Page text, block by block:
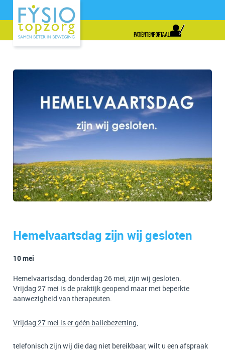
Hemelvaartsdag zijn wij gesloten
10 mei
Hemelvaartsdag, donderdag 26 mei, zijn wij gesloten.
Vrijdag 27 mei is de praktijk geopend maar met beperkte
aanwezigheid van therapeuten.
Vrijdag 27 mei is er géén baliebezetting,
telefonisch zijn wij die dag niet bereikbaar, wilt u een afspraak